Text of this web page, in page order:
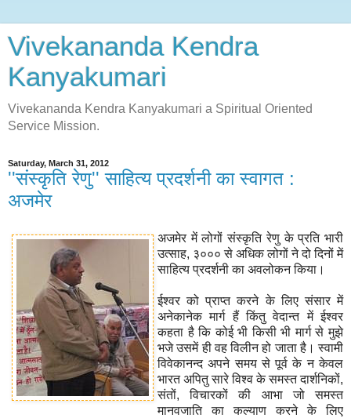
Vivekananda Kendra
Kanyakumari
Vivekananda Kendra Kanyakumari a Spiritual Oriented
Service Mission.
Saturday, March 31, 2012
''संस्कृति रेणु'' साहित्य प्रदर्शनी का स्वागत :
अजमेर
अजमेर में लोगों संस्कृति रेणु के प्रति भारी
उत्साह, ३००० से अधिक लोगों ने दो दिनों में
साहित्य प्रदर्शनी का अवलोकन किया।
ईश्वर को प्राप्त करने के लिए संसार में
अनेकानेक मार्ग हैं किंतु वेदान्त में ईश्वर
कहता है कि कोई भी किसी भी मार्ग से मुझे
भजे उसमें ही वह विलीन हो जाता है। स्वामी
विवेकानन्द अपने समय से पूर्व के न केवल
भारत अपितु सारे विश्व के समस्त दार्शनिकों,
संतों, विचारकों की आभा जो समस्त
मानवजाति का कल्याण करने के लिए